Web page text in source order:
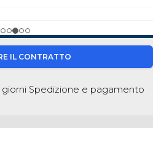
IL CONTRATTO
Spedizione e pagamento